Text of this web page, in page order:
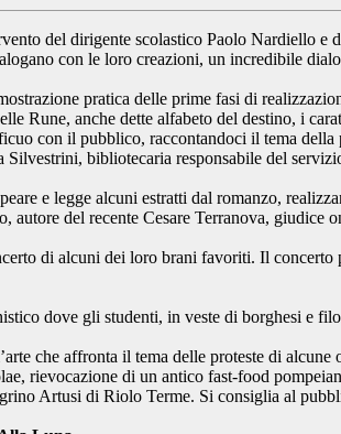
del dirigente scolastico Paolo Nardiello e
con le loro creazioni, un incredibile
pratica delle prime fasi di
Rune, anche dette alfabeto del destino, i
con il pubblico, raccontandoci il tema della
bibliotecaria responsabile del
e legge alcuni estratti dal romanzo,
del recente Cesare Terranova, giudice
di alcuni dei loro brani favoriti. Il concerto
dove gli studenti, in veste di borghesi e
che affronta il tema delle proteste di
rievocazione di un antico fast-food
Artusi di Riolo Terme. Si consiglia al